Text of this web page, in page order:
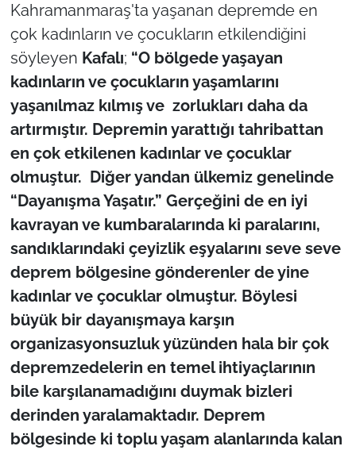
Kahramanmaraş'ta yaşanan depremde en
çok kadınların ve çocukların etkilendiğini
söyleyen Kafalı; “O bölgede yaşayan
kadınların ve çocukların yaşamlarını
yaşanılmaz kılmış ve zorlukları daha da
artırmıştır. Depremin yarattığı tahribattan
en çok etkilenen kadınlar ve çocuklar
olmuştur. Diğer yandan ülkemiz genelinde
“Dayanışma Yaşatır.” Gerçeğini de en iyi
kavrayan ve kumbaralarında ki paralarını,
sandıklarındaki çeyizlik eşyalarını seve seve
deprem bölgesine gönderenler de yine
kadınlar ve çocuklar olmuştur. Böylesi
büyük bir dayanışmaya karşın
organizasyonsuzluk yüzünden hala bir çok
depremzedelerin en temel ihtiyaçlarının
bile karşılanamadığını duymak bizleri
derinden yaralamaktadır. Deprem
bölgesinde ki toplu yaşam alanlarında kalan